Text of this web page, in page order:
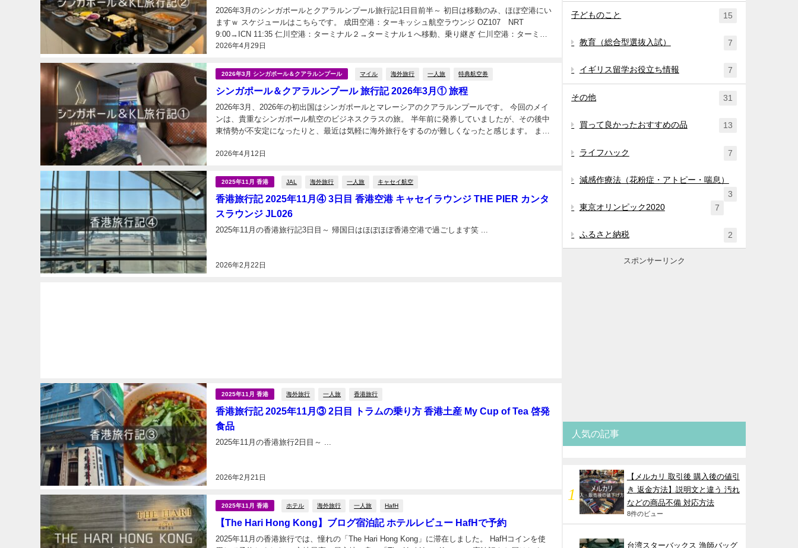
2026年4月29日
2026年3月のシンガポールとクアラルンプール旅行記1日目前半～ 初日は移動のみ、ほぼ空港にい
ますｗ スケジュールはこちらです。 成田空港：ターキッシュ航空ラウンジ OZ107 NRT
9:00→ICN 11:35 仁川空港：ターミナル２→ターミナル１へ移動、乗り継ぎ 仁川空港：ターミナ
ル１ アシアナ航空ラウン...
2026年3月 シンガポール＆クアラルンプール マイル 海外旅行 一人旅 特典航空券
シンガポール＆クアラルンプール 旅行記 2026年3月① 旅程
2026年4月12日
2026年3月、2026年の初出国はシンガポールとマレーシアのクアラルンプールです。 今回のメイ
ンは、貴重なシンガポール航空のビジネスクラスの旅。 半年前に発券していましたが、その後中
東情勢が不安定になったりと、最近は気軽に海外旅行をするのが難しくなったと感じます。 まず
2025年11月 香港 JAL 海外旅行 一人旅 キャセイ航空
香港旅行記 2025年11月④ 3日目 香港空港 キャセイラウンジ THE PIER カンタ
スラウンジ JL026
2026年2月22日
2025年11月の香港旅行記3日目～ 帰国日はほぼほぼ香港空港で過ごします笑 ...
2025年11月 香港 海外旅行 一人旅 香港旅行
香港旅行記 2025年11月③ 2日目 トラムの乗り方 香港土産 My Cup of Tea 啓発
食品
2026年2月21日
2025年11月 香港 ホテル 海外旅行 一人旅 HafH
【The Hari Hong Kong】ブログ宿泊記 ホテルレビュー HafHで予約
2025年11月の香港旅行では、憧れの「The Hari Hong Kong」に滞在しました。 HafHコインを使
子どものこと 15
教育（総合型選抜入試） 7
イギリス留学お役立ち情報 7
その他 31
買って良かったおすすめの品 13
ライフハック 7
減感作療法（花粉症・アトピー・喘息）
3
東京オリンピック2020
7
ふるさと納税 2
スポンサーリンク
人気の記事
【メルカリ 取引後 購入後の値引
き 返金方法】説明文と違う 汚れ
などの商品不備 対応方法
8件のビュー
台湾スターバックス 漁師バッグ